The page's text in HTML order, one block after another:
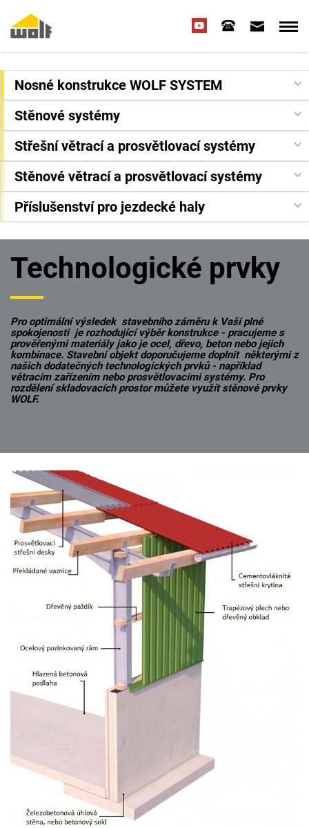
Nosné konstrukce WOLF SYSTEM
Stěnové systémy
Střešní větrací a prosvětlovací systémy
Stěnové větrací a prosvětlovací systémy
Příslušenství pro jezdecké haly
Technologické prvky
Pro optimální výsledek stavebního záměru k Vaší plné
spokojenosti je rozhodující výběr konstrukce - pracujeme s
prověřenými materiály jako je ocel, dřevo, beton nebo jejich
kombinace. Stavební objekt doporučujeme doplnit některými z
našich dodatečných technologických prvků - například
větracím zařízením nebo prosvětlovacími systémy. Pro
rozdělení skladovacích prostor můžete využít stěnové prvky
WOLF.